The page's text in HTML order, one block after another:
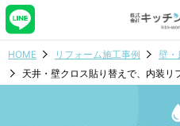
HOME リフォーム施工事例
壁・
天井・壁クロス貼り替えで、内装リ